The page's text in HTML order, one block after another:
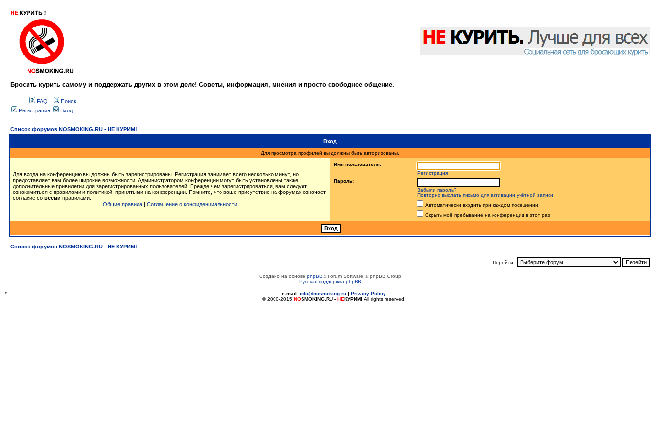
Бросить курить самому и поддержать других в этом деле! Советы, информация, мнения и просто свободное общение.
FAQ
Поиск
Регистрация
Вход
Список форумов NOSMOKING.RU - НЕ КУРИМ!
Вход
Для просмотра профилей вы должны быть авторизованы.
Для входа на конференцию вы должны быть зарегистрированы. Регистрация занимает всего несколько минут, но
предоставляет вам более широкие возможности. Администратором конференции могут быть установлены также
дополнительные привилегии для зарегистрированных пользователей. Прежде чем зарегистрироваться, вам следует
ознакомиться с правилами и политикой, принятыми на конференции. Помните, что ваше присутствие на форумах означает
согласие со всеми правилами.
Общие правила | Соглашение о конфиденциальности
Имя пользователя:
Регистрация
Пароль:
Забыли пароль?
Повторно выслать письмо для активации учётной записи
Автоматически входить при каждом посещении
Скрыть моё пребывание на конференции в этот раз
Список форумов NOSMOKING.RU - НЕ КУРИМ!
Перейти:
Создано на основе phpBB® Forum Software © phpBB Group
Русская поддержка phpBB
* e-mail: info@nosmoking.ru | Privacy Policy
© 2000-2015 NOSMOKING.RU - НЕКУРИМ! All rights reserved.